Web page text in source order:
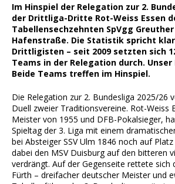
Im Hinspiel der Relegation zur 2.
der Drittliga-Dritte Rot-Weiss Essen
Tabellensechzehnten SpVgg
Hafenstraße. Die Statistik spricht
Drittligisten – seit 2009 setzten sich
Teams in der Relegation durch.
Beide Teams treffen im Hinspiel.
Die Relegation zur 2. Bundesliga 2025/26
Duell zweier Traditionsvereine. Rot-Weiss
Meister von 1955 und DFB-Pokalsieger,
Spieltag der 3. Liga mit einem
bei Absteiger SSV Ulm 1846 noch auf
dabei den MSV Duisburg auf den bitteren
verdrängt. Auf der Gegenseite rettete sich
Fürth – dreifacher deutscher Meister und